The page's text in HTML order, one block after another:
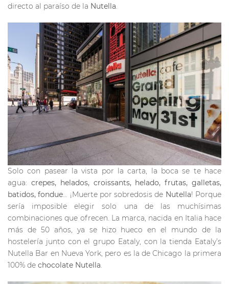
directo al paraíso de la Nutella.
Solo con pasear la vista por la carta, la boca se te hace
agua: crepes, helados, croissants, helado, frutas, galletas,
batidos, fondue… ¡Muerte por sobredosis de Nutella! Porque
sería imposible elegir solo una de las muchísimas
combinaciones que ofrecen. La marca, nacida en Italia hace
más de 50 años, ya se hizo hueco en el mundo de la
hostelería junto con el grupo Eataly, con la tienda Eataly’s
Nutella Bar en Nueva York, pero es la de Chicago la primera
100% de chocolate Nutella.